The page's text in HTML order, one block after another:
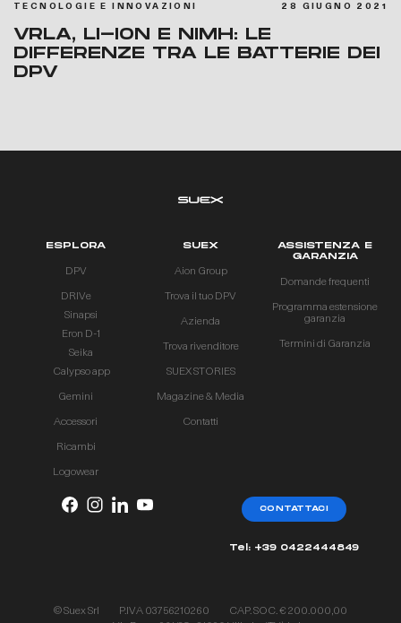
TECNOLOGIE E INNOVAZIONI 28 GIUGNO 2021
VRLA, LI-ION E NIMH: LE
DIFFERENZE TRA LE BATTERIE DEI
DPV
ESPLORA
DPV
DRIVe
Sinapsi
Eron D-1
Seika
Calypso app
Gemini
Accessori
Ricambi
Logowear
SUEX
Aion Group
Trova il tuo DPV
Azienda
Trova rivenditore
SUEX STORIES
Magazine & Media
Contatti
ASSISTENZA E
GARANZIA
Domande frequenti
Programma estensione
garanzia
Termini di Garanzia
CONTATTACI
Tel: +39 0422444849
© Suex Srl P.IVA 03756210260
CAP. SOC. € 200.000,00